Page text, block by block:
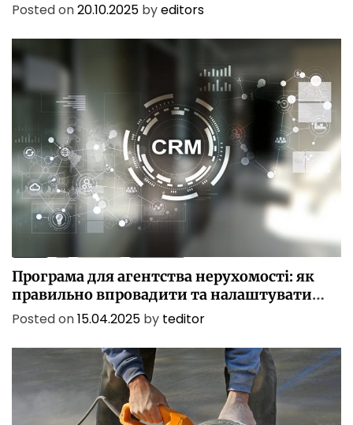
Posted on20.10.2025 byeditors
Програма для агентства нерухомості: як
правильно впровадити та налаштувати
CRM
Posted on15.04.2025 by teditor